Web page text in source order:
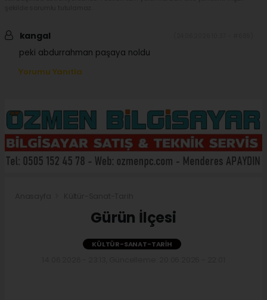
kangal
peki abdurrahman paşaya noldu
Yorumu Yanıtla
Gürün İlçesi
KÜLTÜR-SANAT-TARIH